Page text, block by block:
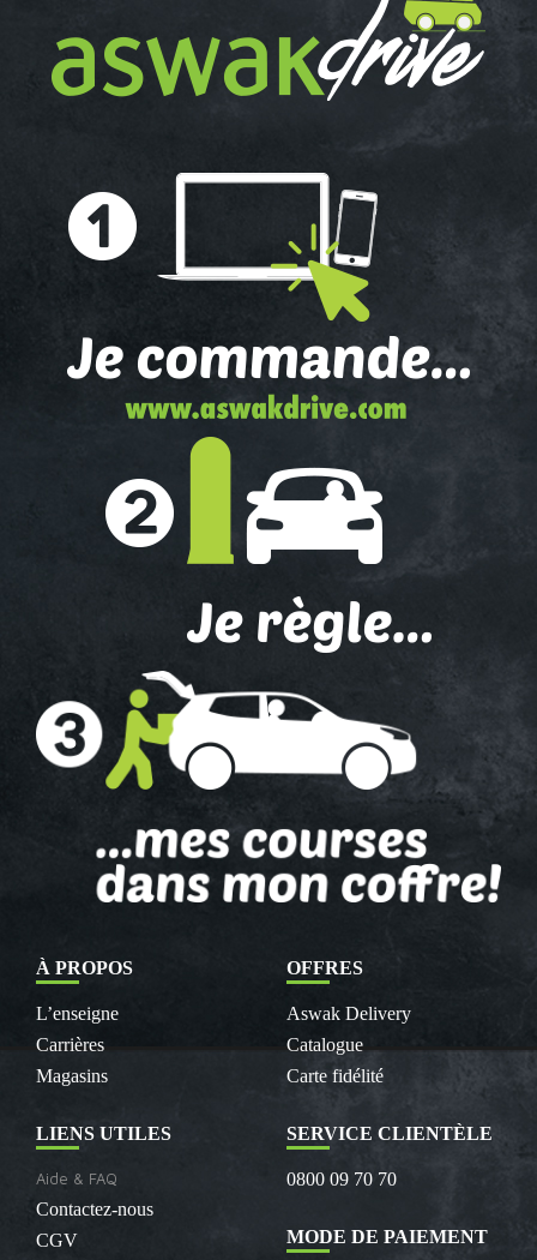
À PROPOS
L’enseigne
Carrières
Magasins
OFFRES
Aswak Delivery
Catalogue
Carte fidélité
LIENS UTILES
Aide & FAQ
Contactez-nous
CGV
SERVICE CLIENTÈLE
0800 09 70 70
MODE DE PAIEMENT